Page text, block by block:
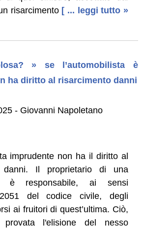
risarcimento [ ... leggi tutto »
» se l’automobilista è
ha diritto al risarcimento danni
- Giovanni Napoletano
imprudente non ha il diritto al
danni. Il proprietario di una
è responsabile, ai sensi
del codice civile, degli
ai fruitori di quest’ultima. Ciò,
l'elisione del nesso